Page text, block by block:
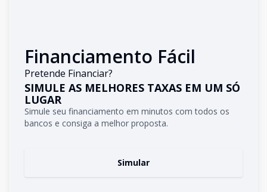
Financiamento Fácil
Pretende Financiar?
SIMULE AS MELHORES TAXAS EM UM SÓ
LUGAR
Simule seu financiamento em minutos com todos os
bancos e consiga a melhor proposta.
Simular